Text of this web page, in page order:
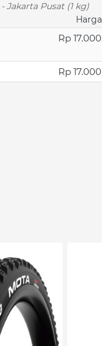
Jakarta Pusat (1 kg)
Harga
Rp 17.000
Rp 17.000